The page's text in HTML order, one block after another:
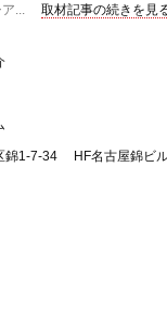
...
取材記事の続きを見
錦1-7-34 HF名古屋錦ビ